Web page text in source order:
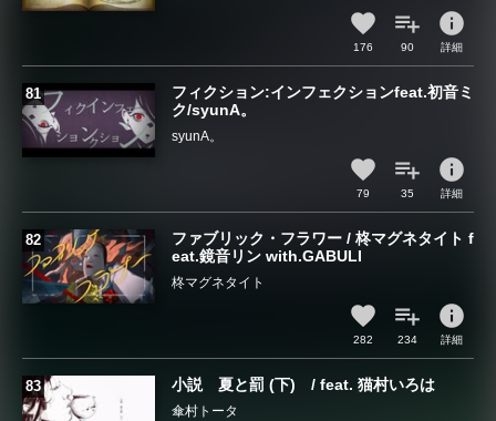
176 90
info
詳細
フィクション:インフェクションfeat.初音ミ
ク/syunA。
syunA。
79 35
info
詳細
ファブリック・フラワー / 柊マグネタイト f
eat.鏡音リン with.GABULI
柊マグネタイト
282 234
info
詳細
小説 夏と罰 (下) / feat. 猫村いろは
傘村トータ